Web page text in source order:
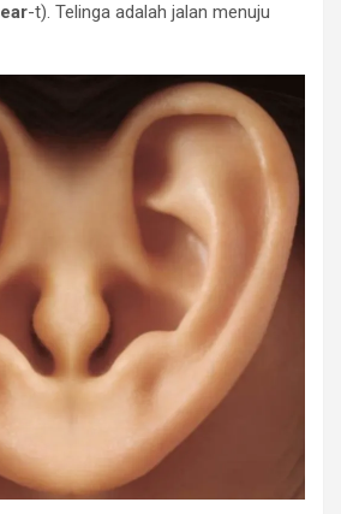
ear-t). Telinga adalah jalan menuju